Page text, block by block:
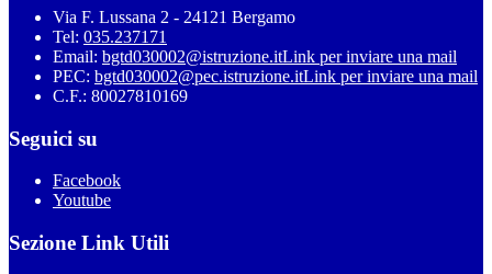
Via F. Lussana 2 - 24121 Bergamo
Tel: 035.237171
Email: bgtd030002@istruzione.itLink per inviare una mail
PEC: bgtd030002@pec.istruzione.itLink per inviare una mail
C.F.: 80027810169
Seguici su
Facebook
Youtube
Sezione Link Utili